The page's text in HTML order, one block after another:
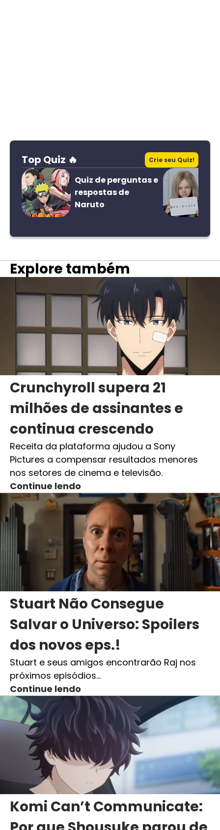
Top Quiz 🔥 Crie seu Quiz!
Quiz de perguntas e
respostas de
Naruto
Explore também
Crunchyroll supera 21
milhões de assinantes e
continua crescendo
Receita da plataforma ajudou a Sony
Pictures a compensar resultados menores
nos setores de cinema e televisão.
Continue lendo
Stuart Não Consegue
Salvar o Universo: Spoilers
dos novos eps.!
Stuart e seus amigos encontrarão Raj nos
próximos episódios…
Continue lendo
Komi Can’t Communicate: